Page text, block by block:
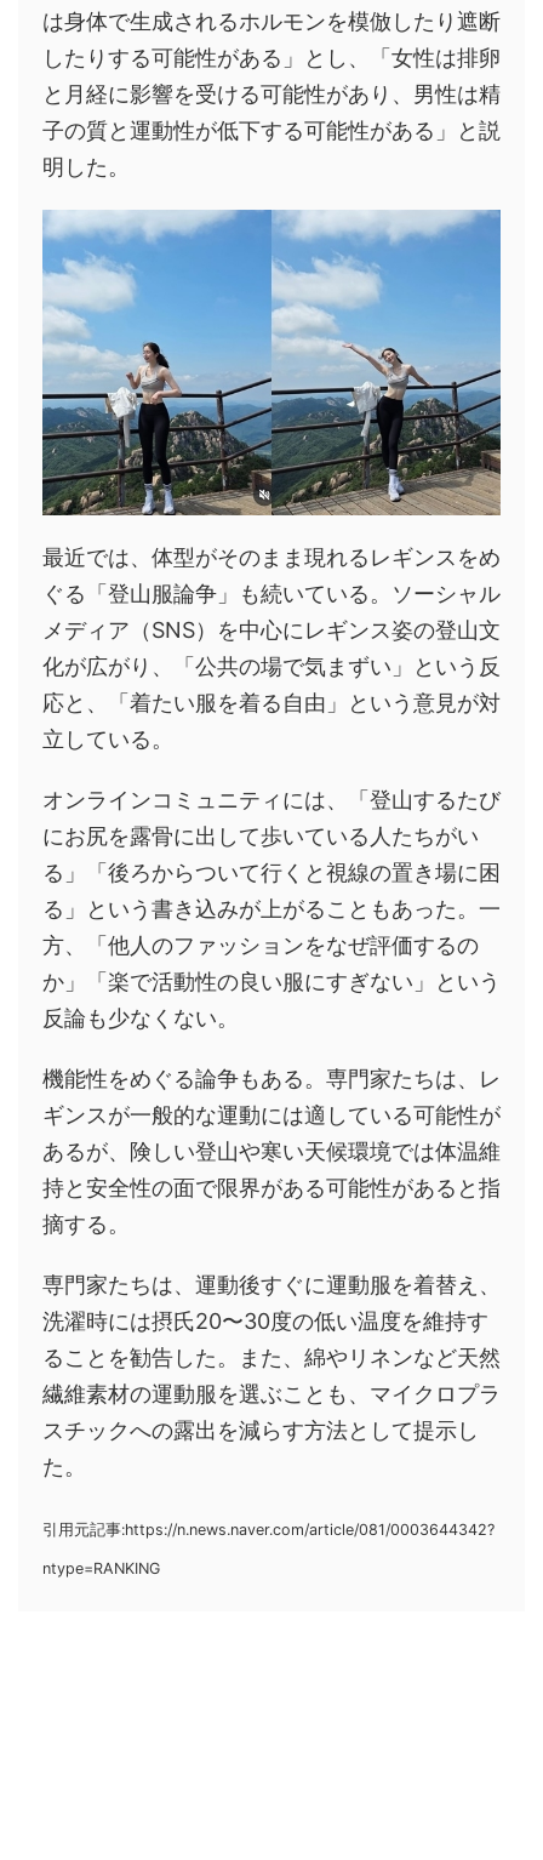
は身体で生成されるホルモンを模倣したり遮断
したりする可能性がある」とし、「女性は排卵
と月経に影響を受ける可能性があり、男性は精
子の質と運動性が低下する可能性がある」と説
明した。
最近では、体型がそのまま現れるレギンスをめ
ぐる「登山服論争」も続いている。ソーシャル
メディア（SNS）を中心にレギンス姿の登山文
化が広がり、「公共の場で気まずい」という反
応と、「着たい服を着る自由」という意見が対
立している。
オンラインコミュニティには、「登山するたび
にお尻を露骨に出して歩いている人たちがい
る」「後ろからついて行くと視線の置き場に困
る」という書き込みが上がることもあった。一
方、「他人のファッションをなぜ評価するの
か」「楽で活動性の良い服にすぎない」という
反論も少なくない。
機能性をめぐる論争もある。専門家たちは、レ
ギンスが一般的な運動には適している可能性が
あるが、険しい登山や寒い天候環境では体温維
持と安全性の面で限界がある可能性があると指
摘する。
専門家たちは、運動後すぐに運動服を着替え、
洗濯時には摂氏20〜30度の低い温度を維持す
ることを勧告した。また、綿やリネンなど天然
繊維素材の運動服を選ぶことも、マイクロプラ
スチックへの露出を減らす方法として提示し
た。
引用元記事:https://n.news.naver.com/article/081/0003644342?
ntype=RANKING